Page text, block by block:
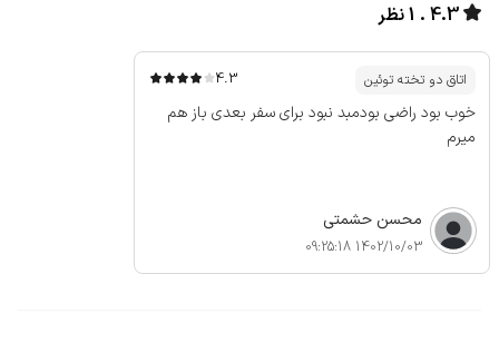
4.3 1 نظر
اتاق دو تخته توئین 4.3
خوب بود راضی بودمبد نبود برای سفر بعدی باز هم
میرم
محسن حشمتی
1402/10/03 09:25:18